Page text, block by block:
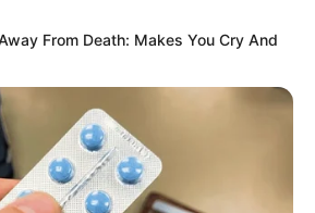
farkát csavarni!
anyám szeme tele van
És Sztyepan a
From Death: Makes You Cry And